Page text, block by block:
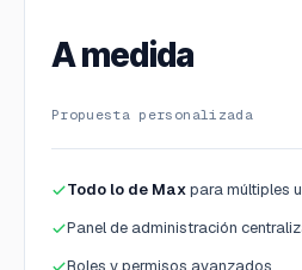
A medida
Propuesta personalizada
Todo lo de Maxpara múltiples
Panel de administración
Roles y permisos avanzados